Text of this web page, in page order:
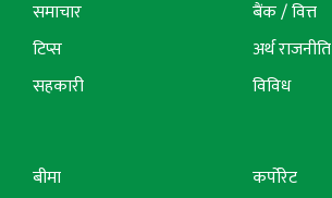
समाचार
टिप्स
सहकारी
बैंक / वित्त
अर्थ राजनीति
विविध
बीमा
कर्पोरेट